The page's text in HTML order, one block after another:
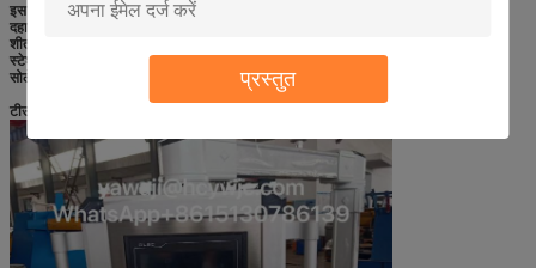
प्रस्तुत
इस पंप स्टेशन का उद्देश्यड्राइव करना
दहाइड्रोलिक
शीतलन पंखे से सुसज्जित
स्टेशन उच्च तेल तापमान से प्रभावित नहीं होगाकाम के दौरान।
सोलेनोइड वाल्व ब्रांडः Huade
टीउच